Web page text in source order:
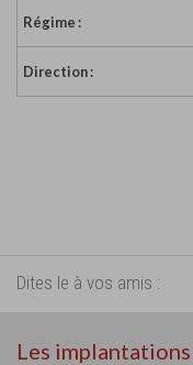
Régime :
Direction :
Dites le à vos amis :
Les implantations